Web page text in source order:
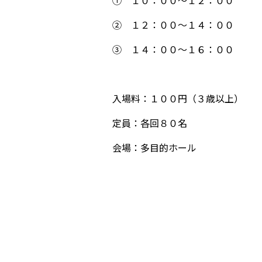
② １２：００～１４：００
③ １４：００～１６：００
入場料：１００円（３歳以上）
定員：各回８０名
会場：多目的ホール